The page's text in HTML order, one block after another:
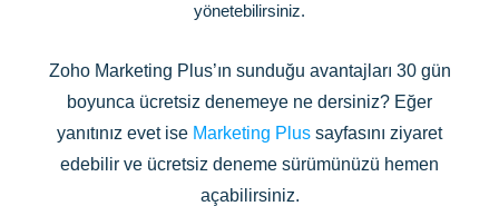
yönetebilirsiniz.
Zoho Marketing Plus’ın sunduğu avantajları 30 gün
boyunca ücretsiz denemeye ne dersiniz? Eğer
yanıtınız evet ise Marketing Plus sayfasını ziyaret
edebilir ve ücretsiz deneme sürümünüzü hemen
açabilirsiniz.